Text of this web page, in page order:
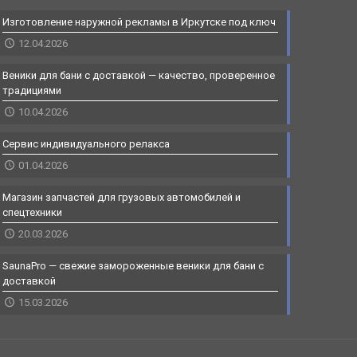
Изготовление наружной рекламы в Иркутске под ключ
12.04.2026
Веники для бани с доставкой — качество, проверенное
традициями
10.04.2026
Сервис индивидуального релакса
01.04.2026
Магазин запчастей для грузовых автомобилей и
спецтехники
20.03.2026
SaunaPro — свежие замороженные веники для бани с
доставкой
15.03.2026